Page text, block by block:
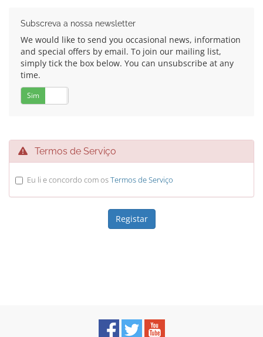
Subscreva a nossa newsletter
We would like to send you occasional news, information
and special offers by email. To join our mailing list,
simply tick the box below. You can unsubscribe at any
time.
Sim
Termos de Serviço
Eu li e concordo com osTermos de Serviço